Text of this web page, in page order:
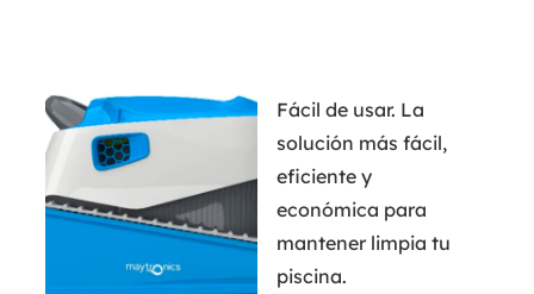
Fácil de usar. La
solución más fácil,
eficiente y
económica para
mantener limpia tu
piscina.